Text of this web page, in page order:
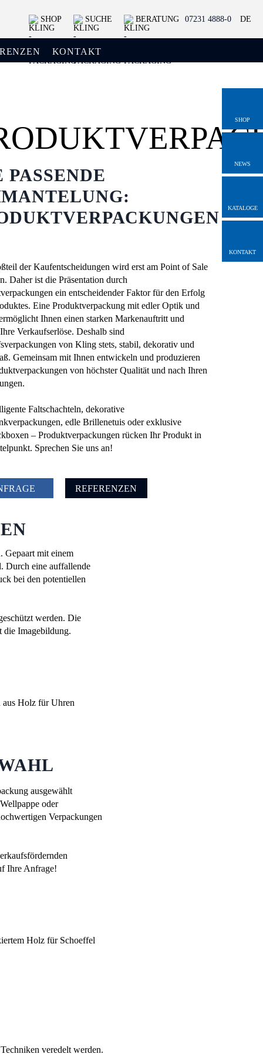
SHOP SUCHE BERATUNG 07231 4888-0 DE
KONTAKT
SHOP
NEWS
KATALOGE
KONTAKT
PASSENDE
der Kaufentscheidungen wird erst am Point of Sale
Daher ist die Präsentation durch
ein entscheidender Faktor für den Erfolg
Eine Produktverpackung mit edler Optik und
Ihnen einen starken Markenauftritt und
Verkaufserlöse. Deshalb sind
von Kling stets, stabil, dekorativ und
Gemeinsam mit Ihnen entwickeln und produzieren
von höchster Qualität und nach Ihren
Faltschachteln, dekorative
edle Brillenetuis oder exklusive
– Produktverpackungen rücken Ihr Produkt in
Sprechen Sie uns an!
REFERENZEN
Gepaart mit einem
Durch eine auffallende
bei den potentiellen
werden. Die
die Imagebildung.
ausgewählt
oder
Verpackungen
Ihre Anfrage!
veredelt werden.